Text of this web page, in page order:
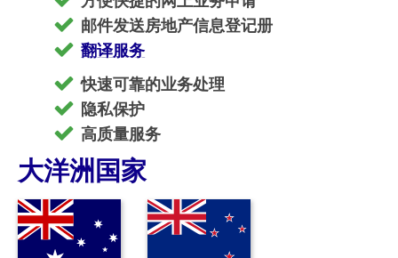
邮件发送房地产信息登记册
翻译服务
快速可靠的业务处理
隐私保护
高质量服务
大洋洲国家